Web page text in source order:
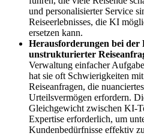
und personalisierter Service
Reiseerlebnisses, die KI
ersetzen kann.
Herausforderungen bei der
unstrukturierter
Verwaltung einfacher
hat sie oft Schwierigkeiten
Reiseanfragen, die
Urteilsvermögen erfordern.
Gleichgewicht zwischen KI-
Expertise erforderlich, um
Kundenbedürfnisse effektiv